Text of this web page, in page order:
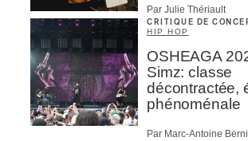
Par Julie Thériault
CRITIQUE DE
HIP HOP
OSHEAGA
Simz: classe
décontractée,
phénoménale
Par Marc-Antoine